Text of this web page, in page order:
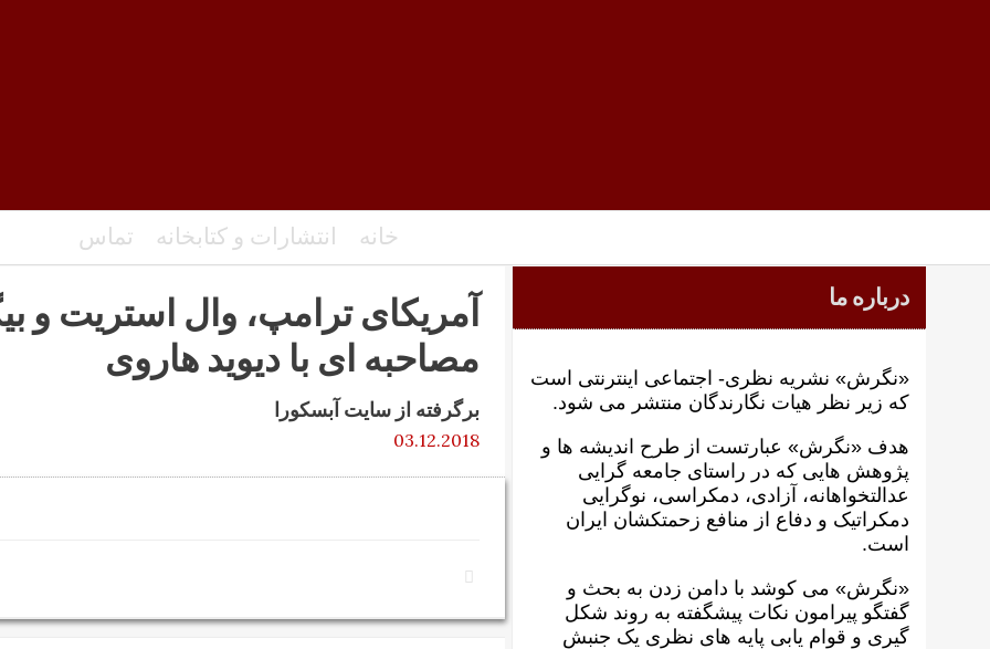
تماس انتشارات و کتابخانه خانه
آمریکای ترامپ، وال استریت و
مصاحبه ای با دیوید هاروی
برگرفته از سایت آبسکورا
03.12.2018
درباره ما
«نگرش» نشریه نظری- اجتماعی اینترنتی است
که زير نظر هيات نگارندگان منتشر می شود.
هدف «نگرش» عبارتست از طرح انديشه ها و
پژوهش هايی که در راستای جامعه گرايی
عدالتخواهانه، آزادی، دمکراسی، نوگرايی
دمکراتيک و دفاع از منافع زحمتکشان ايران
است.
«نگرش» می کوشد با دامن زدن به بحث و
گفتگو پيرامون نکات پیشگفته به روند شکل
گيری و قوام يابی پايه های نظری يک جنبش